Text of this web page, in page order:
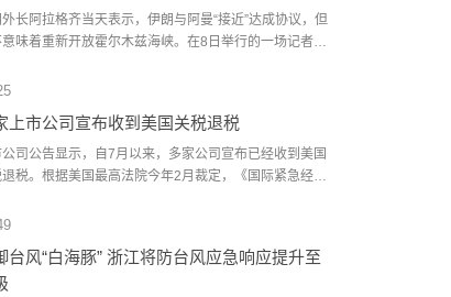
长阿拉格齐当天表示，伊朗与阿曼“接近”达成协议，但
味着重新开放霍尔木兹海峡。在8日举行的一场记者会
程。他说：“谈判正在进行，鉴于技术上的复杂性，我
齐称：“当然，这并不意味着霍尔木兹海峡将重新开
海峡的开放还取决于其他条件，这包括美国违反谅解备
应作出赔偿。”（新华社）
上市公司宣布收到美国关税退税
司公告显示，自7月以来，多家公司宣布已经收到美国
退税。根据美国最高法院今年2月裁定，《国际紧急经济
令海关办理相关退款。海关与边境保护局4月20日启动第
保护局官员本月4日披露的信息显示，截至7月底，该部
处理完毕约1000亿美元关税的退款流程并把相关信息提
台风“白海豚” 浙江将防台风应急响应提升至